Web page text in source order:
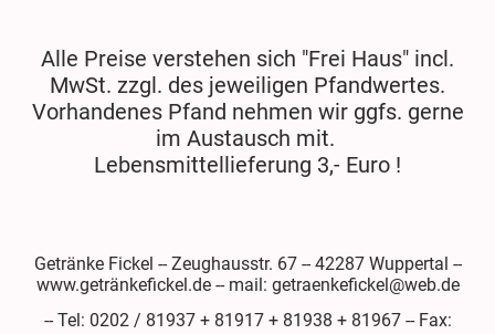
Alle Preise verstehen sich "Frei Haus" incl.
MwSt. zzgl. des jeweiligen Pfandwertes.
Vorhandenes Pfand nehmen wir ggfs. gerne
im Austausch mit.
Lebensmittellieferung 3,- Euro !
Getränke Fickel -- Zeughausstr. 67 -- 42287 Wuppertal --
www.getränkefickel.de -- mail: getraenkefickel@web.de
-- Tel: 0202 / 81937 + 81917 + 81938 + 81967 -- Fax: